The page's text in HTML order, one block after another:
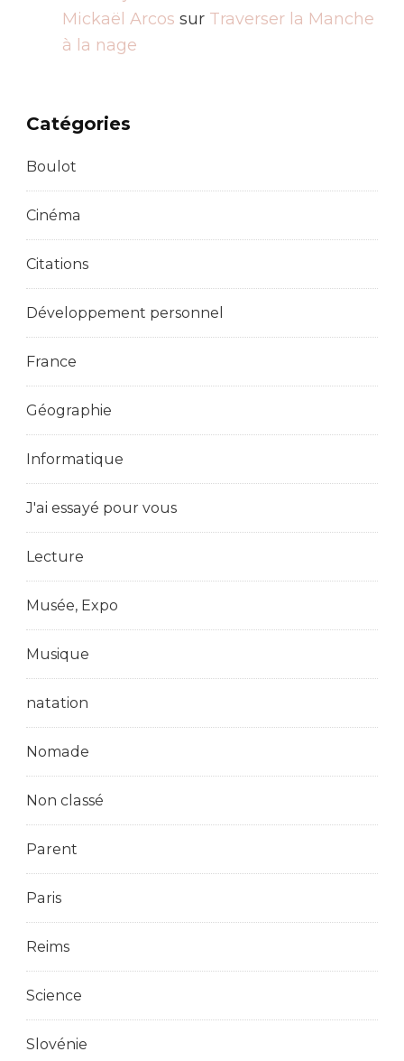
Mickaël Arcos sur Traverser la Manche
à la nage
Catégories
Boulot
Cinéma
Citations
Développement personnel
France
Géographie
Informatique
J'ai essayé pour vous
Lecture
Musée, Expo
Musique
natation
Nomade
Non classé
Parent
Paris
Reims
Science
Slovénie